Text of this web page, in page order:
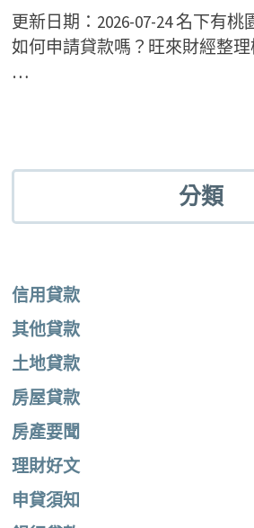
更新日期：2026-07-24 名下有
如何申請貸款嗎？旺來財經整
…
分類
信用貸款
其他貸款
土地貸款
房屋貸款
房產要聞
理財好文
申貸須知